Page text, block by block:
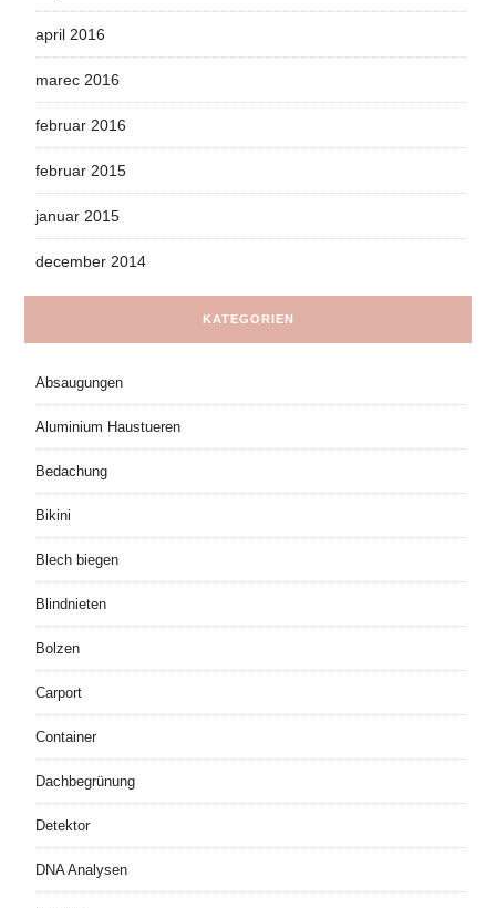
april 2016
marec 2016
februar 2016
februar 2015
januar 2015
december 2014
KATEGORIEN
Absaugungen
Aluminium Haustueren
Bedachung
Bikini
Blech biegen
Blindnieten
Bolzen
Carport
Container
Dachbegrünung
Detektor
DNA Analysen